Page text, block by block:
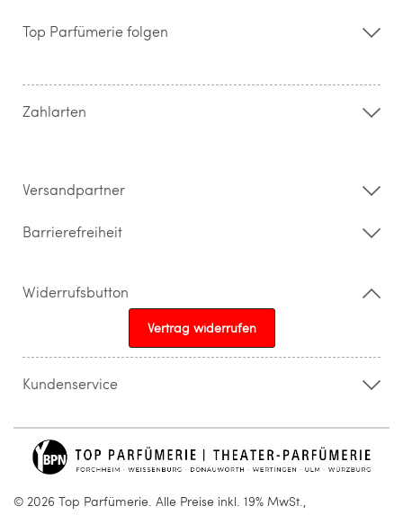
Storefinder
Kontakt
Widerrufsrecht & Rückgabebedingungen
Top Parfümerie folgen
Zahlarten
Versandpartner
Barrierefreiheit
Widerrufsbutton
Vertrag widerrufen
Kundenservice
info@topparfuemerie.de
© 2026 Top Parfümerie. Alle Preise inkl. 19% MwSt.,